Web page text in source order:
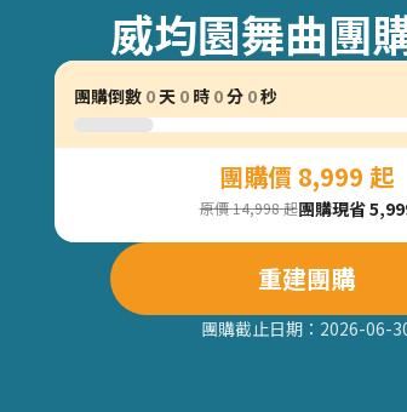
威均園舞曲團
團購倒數 0天 0 時 0分 0秒
團購價 8,999 起
原價 14,998 起團購現省
重建團購
團購截止日期： 2026-06-